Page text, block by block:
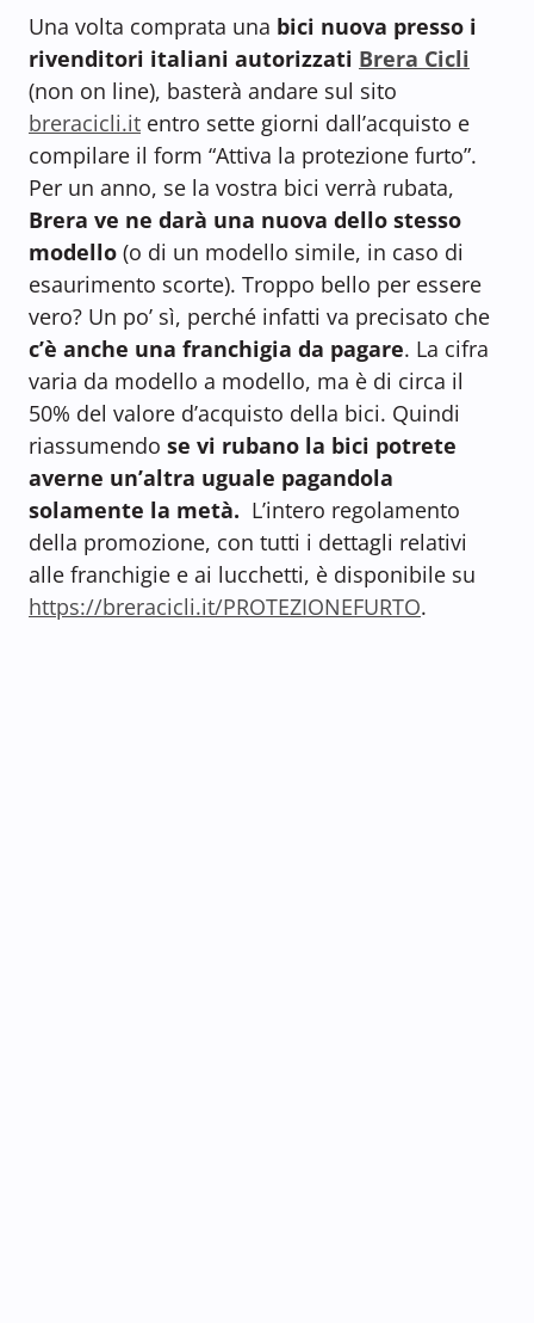
Una volta comprata una bici nuova presso i
rivenditori italiani autorizzati Brera Cicli
(non on line), basterà andare sul sito
breracicli.it entro sette giorni dall’acquisto e
compilare il form “Attiva la protezione furto”.
Per un anno, se la vostra bici verrà rubata,
Brera ve ne darà una nuova dello stesso
modello (o di un modello simile, in caso di
esaurimento scorte). Troppo bello per essere
vero? Un po’ sì, perché infatti va precisato che
c’è anche una franchigia da pagare. La cifra
varia da modello a modello, ma è di circa il
50% del valore d’acquisto della bici. Quindi
riassumendo se vi rubano la bici potrete
averne un’altra uguale pagandola
solamente la metà. L’intero regolamento
della promozione, con tutti i dettagli relativi
alle franchigie e ai lucchetti, è disponibile su
https://breracicli.it/PROTEZIONEFURTO.